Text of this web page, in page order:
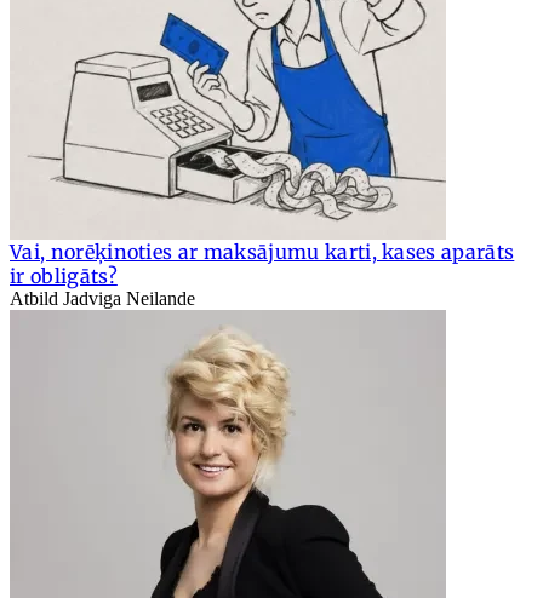
Vai, norēķinoties ar maksājumu karti, kases aparāts
ir obligāts?
Atbild Jadviga Neilande